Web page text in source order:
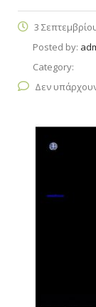
3
Posted by:
Category:
Δεν